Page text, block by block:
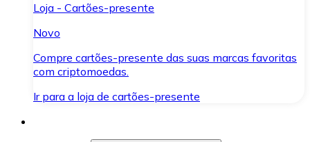
Loja - Cartões-presente
Novo
Compre cartões-presente das suas marcas favoritas
com criptomoedas.
Ir para a loja de cartões-presente